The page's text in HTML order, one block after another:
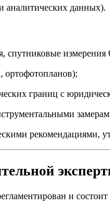
аналитических данных).
спутниковые
ортофотопланов);
границ с
рекомендациями,
и